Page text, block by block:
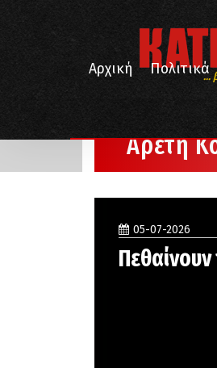
...
Αρχική
Πολιτικά
Αρετή Κόκκινου
Αρετή
05-07-2026